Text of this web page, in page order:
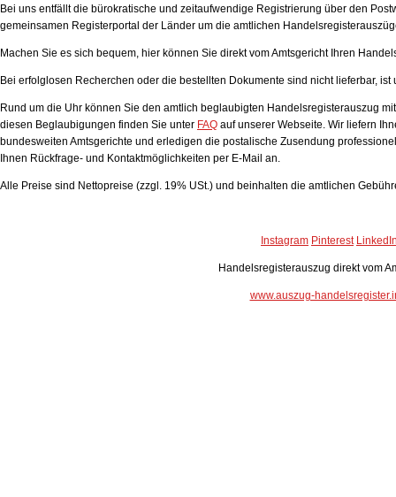
Bei uns entfällt die bürokratische und zeitaufwendige Registrierung über den
gemeinsamen Registerportal der Länder um die amtlichen
Machen Sie es sich bequem, hier können Sie direkt vom Amtsgericht Ihren
Bei erfolglosen Recherchen oder die bestellten Dokumente sind nicht lieferbar, ist
Rund um die Uhr können Sie den amtlich beglaubigten Handelsregisterauszug
diesen Beglaubigungen finden Sie unter FAQ auf unserer Webseite. Wir liefern
bundesweiten Amtsgerichte und erledigen die postalische Zusendung
Ihnen Rückfrage- und Kontaktmöglichkeiten per E-Mail an.
Alle Preise sind Nettopreise (zzgl. 19% USt.) und beinhalten die amtlichen
Instagram Pinterest
Handelsregisterauszug direkt vom
www.auszug-